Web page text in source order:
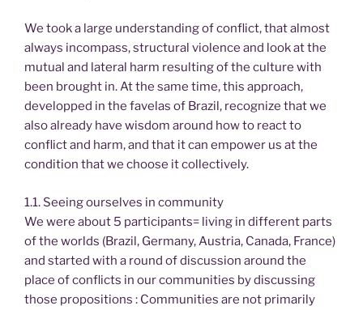
We took a large understanding of conflict, that almost
always incompass, structural violence and look at the
mutual and lateral harm resulting of the culture with
been brought in. At the same time, this approach,
developped in the favelas of Brazil, recognize that we
also already have wisdom around how to react to
conflict and harm, and that it can empower us at the
condition that we choose it collectively.
1.1. Seeing ourselves in community
We were about 5 participants= living in different parts
of the worlds (Brazil, Germany, Austria, Canada, France)
and started with a round of discussion around the
place of conflicts in our communities by discussing
those propositions : Communities are not primarily